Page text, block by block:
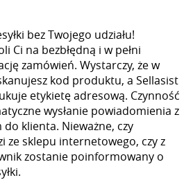
bez Twojego udziału!
Ci na bezbłędną i w pełni
zamówień. Wystarczy, że w
kod produktu, a Sellasist
etykietę adresową. Czynność
wysłanie powiadomienia z
klienta. Nieważne, czy
ze sklepu internetowego, czy z
zostanie poinformowany o